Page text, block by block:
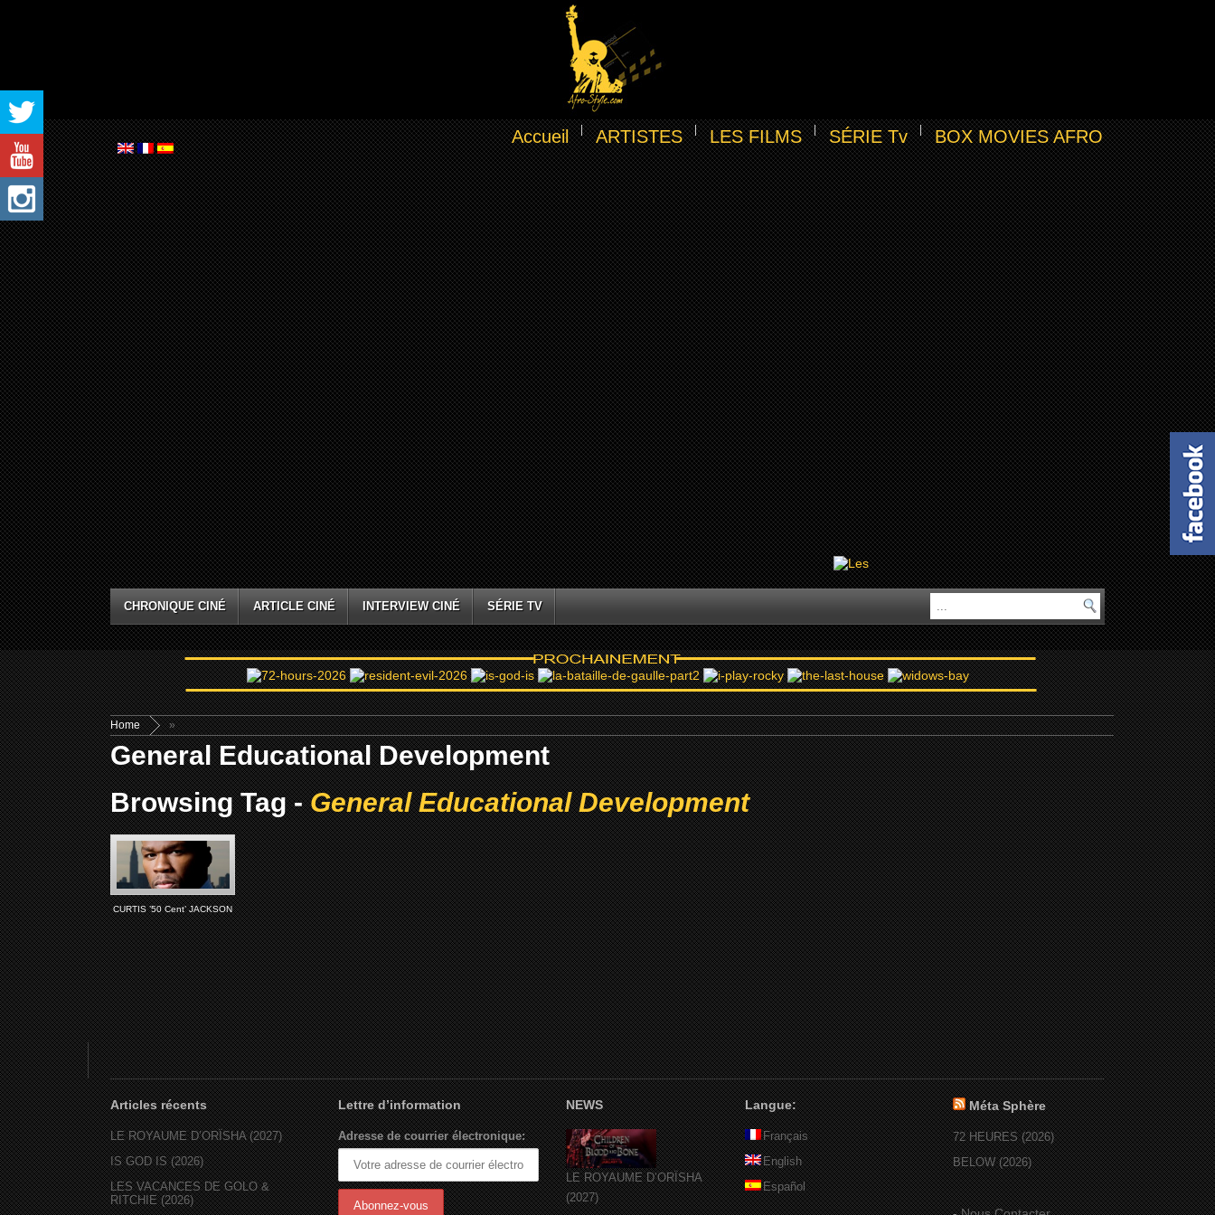
Accueil ARTISTES LES FILMS SÉRIE Tv BOX MOVIES AFRO
CHRONIQUE CINÉ ARTICLE CINÉ INTERVIEW CINÉ SÉRIE TV
Home »
General Educational Development
Browsing Tag -General Educational Development
CURTIS ’50 Cent’ JACKSON
Articles récents
LE ROYAUME D’ORÏSHA (2027)
IS GOD IS (2026)
LES VACANCES DE GOLO &
RITCHIE (2026)
Lettre d’information
Adresse de courrier électronique:
NEWS
LE ROYAUME D’ORÏSHA
(2027)
Langue:
Français
English
Español
Méta Sphère
72 HEURES (2026)
BELOW (2026)